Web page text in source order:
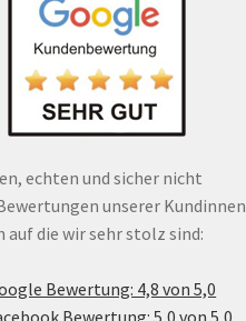
echten und sicher nicht
unserer Kundinnen
auf die wir sehr stolz sind:
Bewertung: 4,8 von 5,0
Bewertung: 5,0 von 5,0